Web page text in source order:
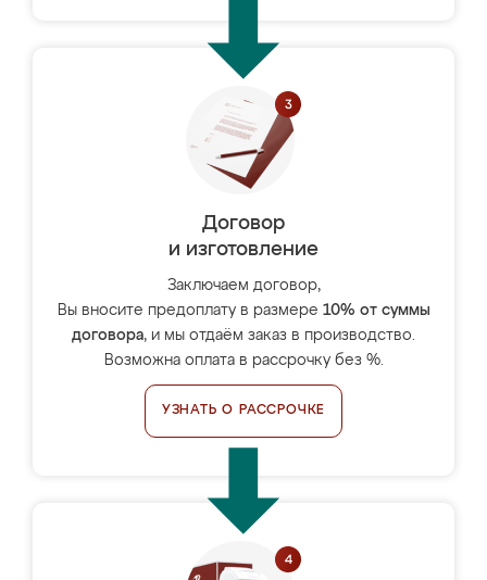
Договор
и изготовление
Заключаем договор,
Вы вносите предоплату в размере 10% от суммы
договора, и мы отдаём заказ в производство.
Возможна оплата в рассрочку без %.
УЗНАТЬ О РАССРОЧКЕ